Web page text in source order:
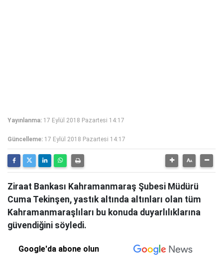
Yayınlanma: 17 Eylül 2018 Pazartesi 14:17
Güncelleme: 17 Eylül 2018 Pazartesi 14:17
Ziraat Bankası Kahramanmaraş Şubesi Müdürü
Cuma Tekinşen, yastık altında altınları olan tüm
Kahramanmaraşlıları bu konuda duyarlılıklarına
güvendiğini söyledi.
Google'da abone olun